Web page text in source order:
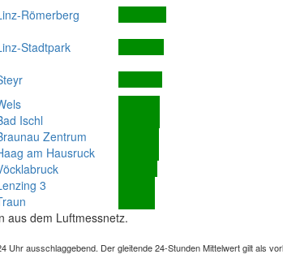
Römerberg
Stadtpark
Ischl
Zentrum
am Hausruck
3
aus dem Luftmessnetz.
Uhr ausschlaggebend. Der gleitende 24-Stunden Mittelwert gilt als